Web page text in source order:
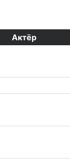
Актёр